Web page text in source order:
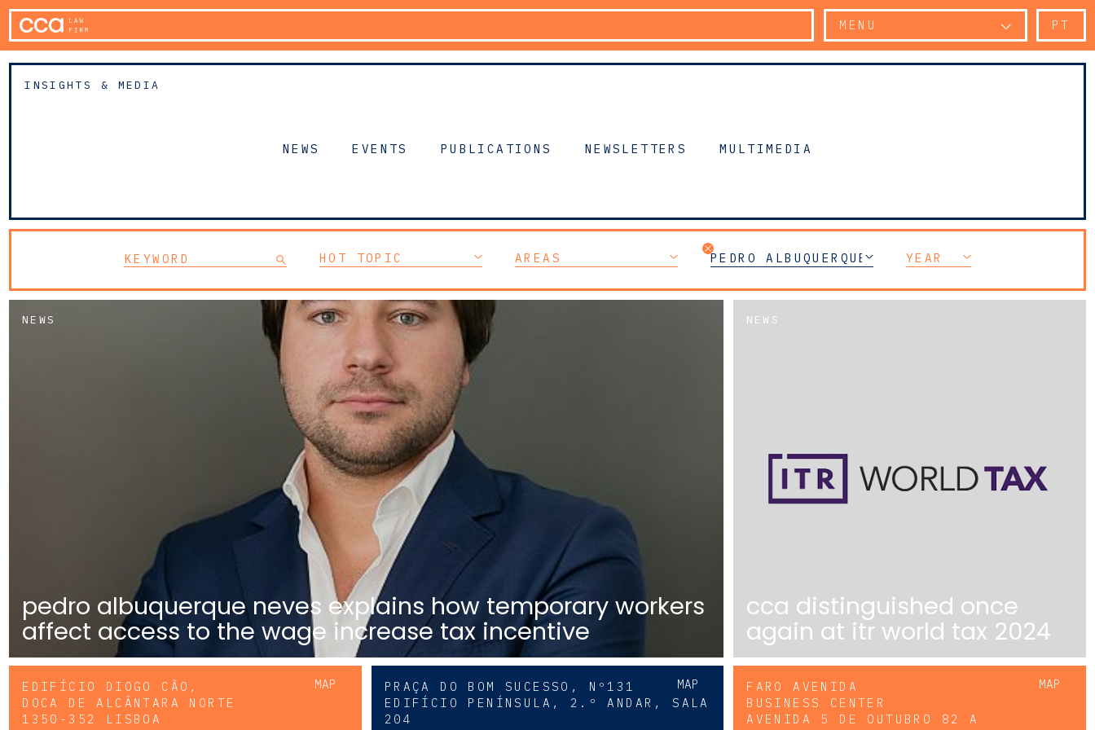
MENU PT
INSIGHTS & MEDIA
NEWS EVENTS PUBLICATIONS NEWSLETTERS MULTIMEDIA
HOT TOPIC AREAS PEDRO ALBUQUERQUE NEVESYEAR
NEWS
pedro albuquerque neves explains how temporary workers
affect access to the wage increase tax incentive
NEWS
cca distinguished once
again at itr world tax 2024
MAP
EDIFÍCIO DIOGO CÃO,
DOCA DE ALCÂNTARA NORTE
1350-352 LISBOA
MAP
PRAÇA DO BOM SUCESSO, Nº131
EDIFÍCIO PENÍNSULA, 2.º ANDAR, SALA
204
MAP
FARO AVENIDA
BUSINESS CENTER
AVENIDA 5 DE OUTUBRO 82 A